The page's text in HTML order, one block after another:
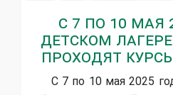
С 7 по 10 мая
детском
проходят
С 7 по 10 мая 2025